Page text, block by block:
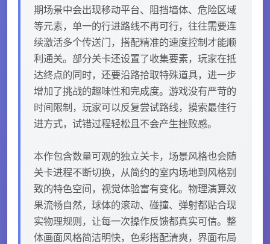
期场景中会出现移动平台、阻挡墙体、危险区域
等元素，单一的行进路线不再可行，往往需要连
续激活多个传送门，搭配精准的速度控制才能顺
利通关。部分关卡还设置了收集要素，玩家在抵
达终点的同时，还要沿路拾取特殊道具，进一步
增加了挑战的趣味性和完成度。游戏没有严苛的
时间限制，玩家可以反复尝试路线，摸索最佳行
进方式，试错过程轻松且不会产生挫败感。
本作包含数量可观的独立关卡，场景风格也会随
关卡进程不断切换，从简约的室内场地到风格别
致的特色空间，视觉体验富有变化。物理演算效
果流畅自然，球体的滚动、碰撞、弹射都贴合现
实物理规则，让每一次操作反馈都真实可信。整
体画面风格简洁明快，色彩搭配清爽，界面布局